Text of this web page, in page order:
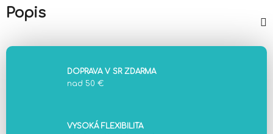
Popis
DOPRAVA V SR ZDARMA
nad 50 €
VYSOKÁ FLEXIBILITA